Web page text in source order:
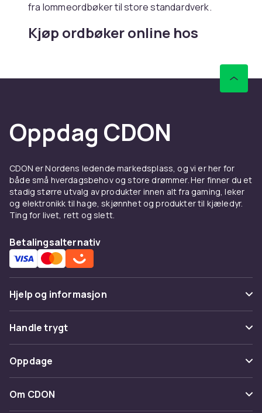
fra lommeordbøker til store standardverk.
Kjøp ordbøker online hos
Oppdag CDON
CDON er Nordens ledende markedsplass, og vi er her for
både små hverdagsbehov og store drømmer. Her finner du et
stadig større utvalg av produkter innen alt fra gaming, leker
og elektronikk til hage, skjønnhet og produkter til kjæledyr.
Ting for livet, rett og slett.
Betalingsalternativ
Hjelp og informasjon
Vanlige spørsmål
Spor pakke
Angre & returner her
Kontakt oss
Handle trygt
Betaling
Levering
Oppdage
Kategorier
Om CDON